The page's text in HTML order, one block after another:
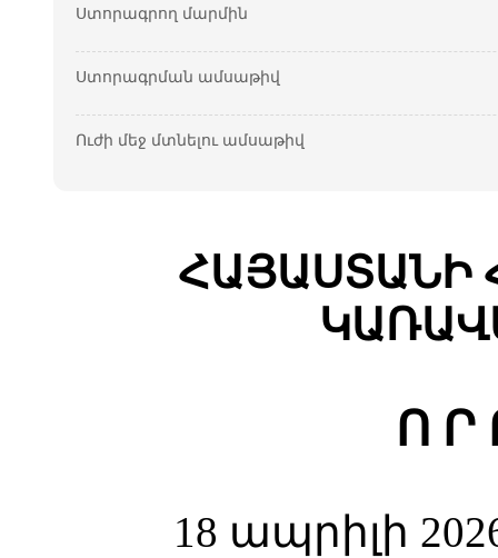
Ստորագրող մարմին
Ստորագրման ամսաթիվ
Ուժի մեջ մտնելու ամսաթիվ
ՀԱՅԱՍՏԱՆԻ
Ո Ր
18 ապրիլի